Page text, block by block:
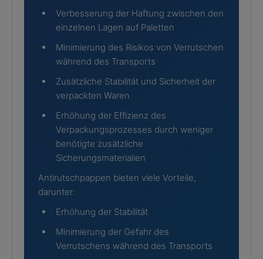
Verbesserung der Haftung zwischen den
einzelnen Lagen auf Paletten
Minimierung des Risikos von Verrutschen
während des Transports
Zusätzliche Stabilität und Sicherheit der
verpackten Waren
Erhöhung der Effizienz des
Verpackungsprozesses durch weniger
benötigte zusätzliche
Sicherungsmaterialien
Antirutschpappen bieten viele Vorteile,
darunter:
Erhöhung der Stabilität
Minimierung der Gefahr des
Verrutschens während des Transports